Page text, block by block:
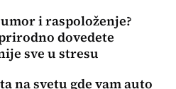
i raspoloženje?
dovedete
sve u stresu
na svetu gde vam auto